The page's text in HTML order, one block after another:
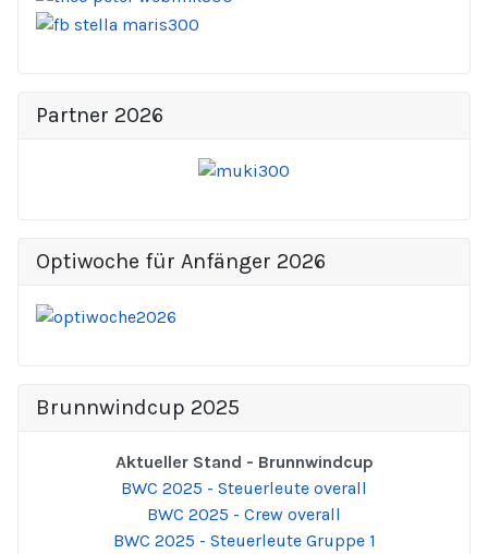
Partner 2026
Optiwoche für Anfänger 2026
Brunnwindcup 2025
Aktueller Stand - Brunnwindcup
BWC 2025 - Steuerleute overall
BWC 2025 - Crew overall
BWC 2025 - Steuerleute Gruppe 1